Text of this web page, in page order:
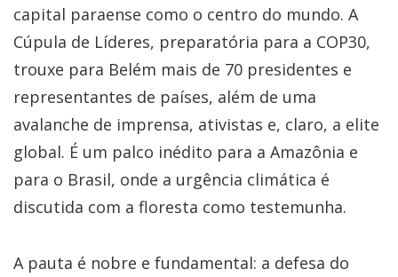
capital paraense como o centro do mundo. A
Cúpula de Líderes, preparatória para a COP30,
trouxe para Belém mais de 70 presidentes e
representantes de países, além de uma
avalanche de imprensa, ativistas e, claro, a elite
global. É um palco inédito para a Amazônia e
para o Brasil, onde a urgência climática é
discutida com a floresta como testemunha.
A pauta é nobre e fundamental: a defesa do